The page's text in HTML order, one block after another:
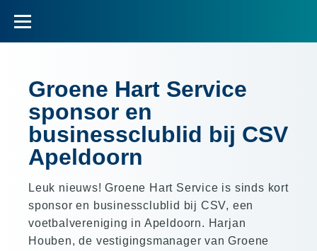
Groene Hart Service
sponsor en
businessclublid bij CSV
Apeldoorn
Leuk nieuws! Groene Hart Service is sinds kort
sponsor en businessclublid bij CSV, een
voetbalvereniging in Apeldoorn. Harjan
Houben, de vestigingsmanager van Groene